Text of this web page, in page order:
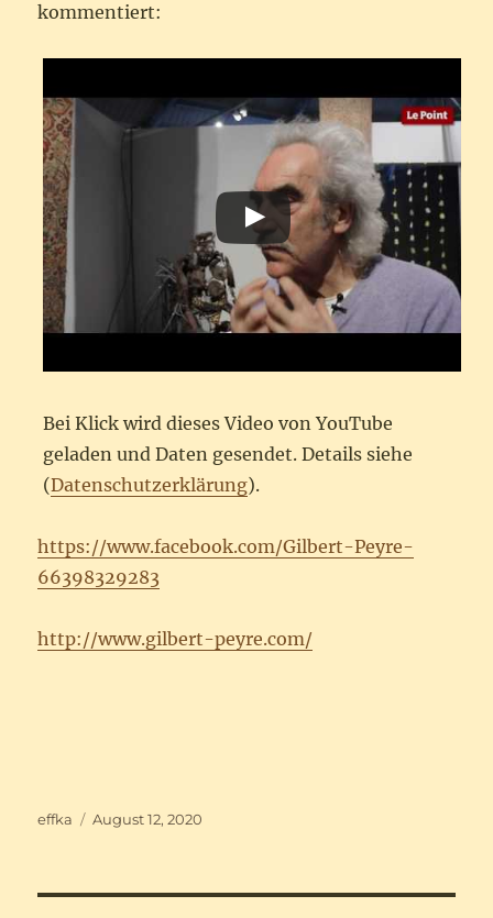
kommentiert:
Bei Klick wird dieses Video von YouTube
geladen und Daten gesendet. Details siehe
(Datenschutzerklärung).
https://www.facebook.com/Gilbert-Peyre-
66398329283
http://www.gilbert-peyre.com/
Autor
effka
Veröffentlicht
August 12, 2020